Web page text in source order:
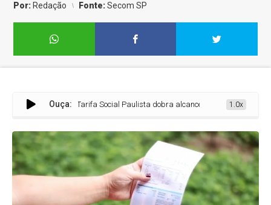
Por: Redação Fonte:Secom SP
Ouça:
Tarifa Social Paulista dobra alcance e bate recorde de 6
1.0x